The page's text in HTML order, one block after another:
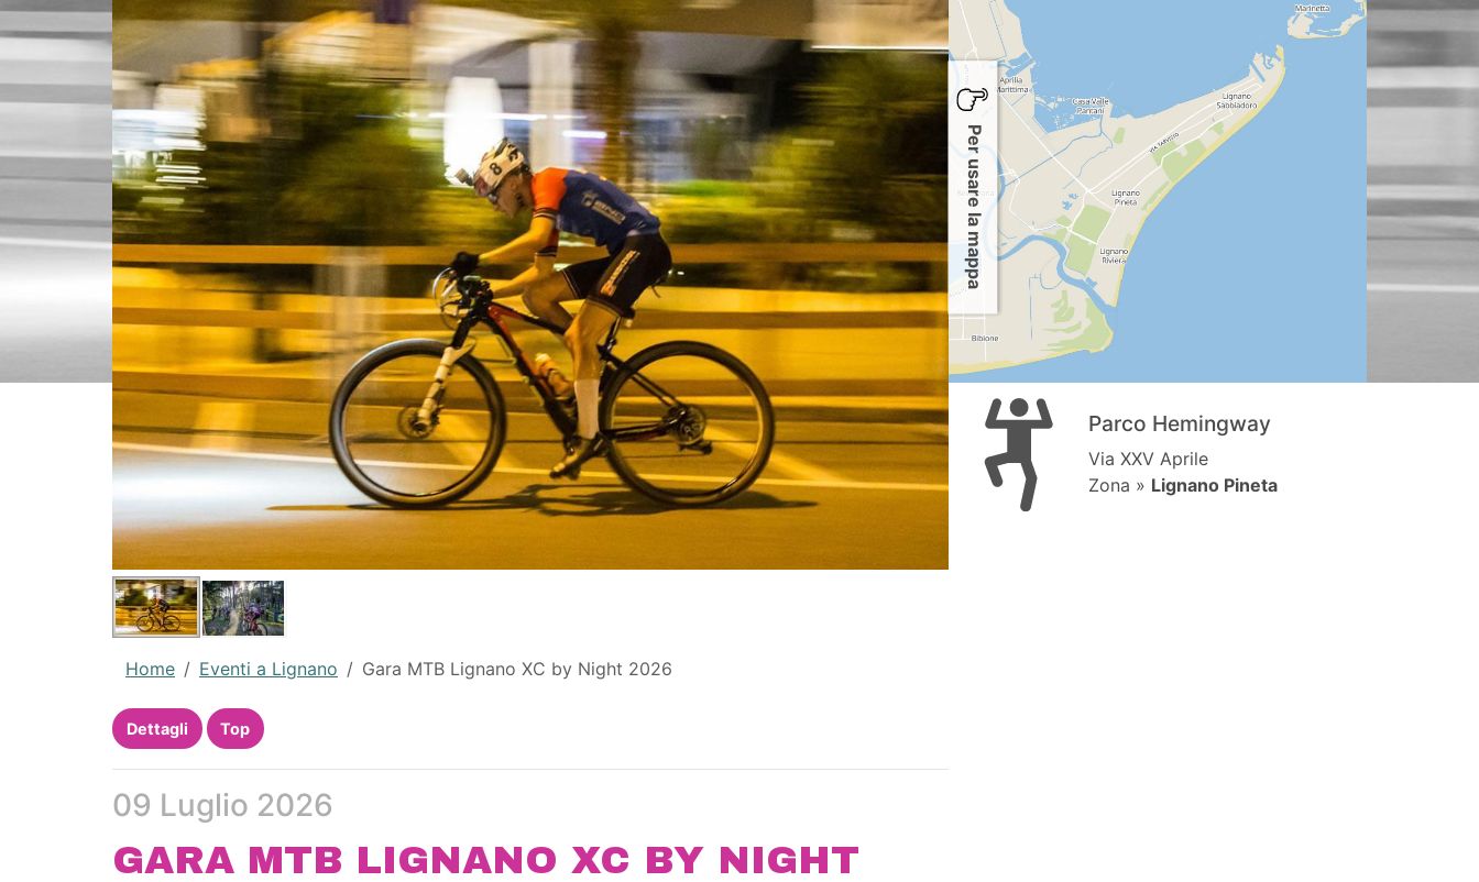
Home Eventi a Lignano Gara MTB Lignano XC by Night 2026
09 Luglio 2026
GARA MTB LIGNANO XC BY NIGHT
Dettagli Top
Per usare la mappa
Parco Hemingway
Via XXV Aprile
Zona » Lignano Pineta